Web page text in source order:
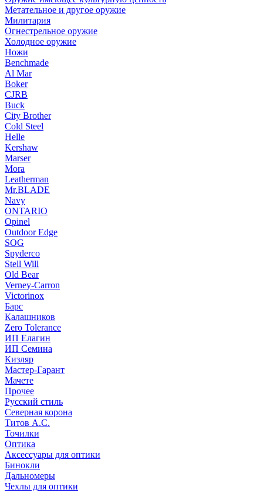
Метательное и другое оружие
Милитария
Огнестрельное оружие
Холодное оружие
Ножи
Benchmade
Al Mar
Boker
CJRB
Buck
City Brother
Cold Steel
Helle
Kershaw
Marser
Mora
Leatherman
Mr.BLADE
Navy
ONTARIO
Opinel
Outdoor Edge
SOG
Spyderco
Stell Will
Old Bear
Verney-Carron
Victorinox
Барс
Калашников
Zero Tolerance
ИП Елагин
ИП Семина
Кизляр
Мастер-Гарант
Мачете
Прочее
Русский стиль
Северная корона
Титов А.С.
Точилки
Оптика
Аксессуары для оптики
Бинокли
Дальномеры
Чехлы для оптики